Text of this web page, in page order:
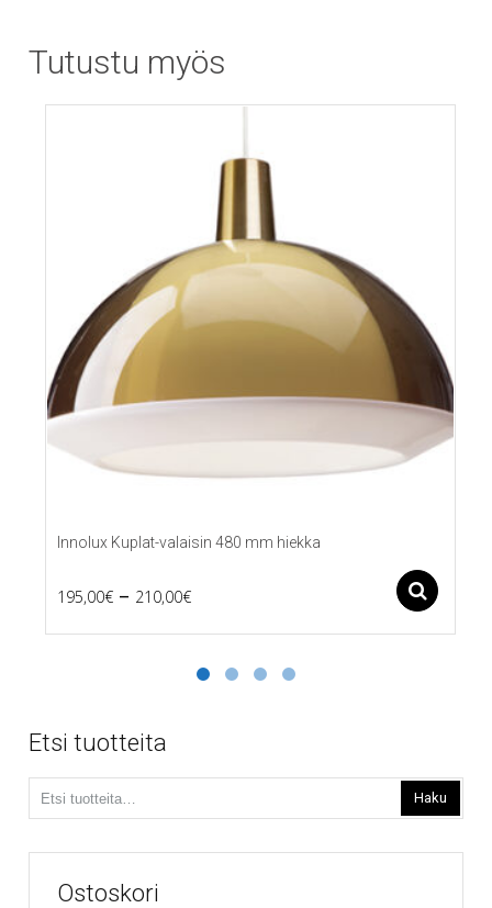
Tutustu myös
Innolux Kuplat-valaisin 480 mm hiekka
195,00€ – 210,00€Price
range:
tehdä
sivulla.
Etsi tuotteita
Haku
Ostoskori